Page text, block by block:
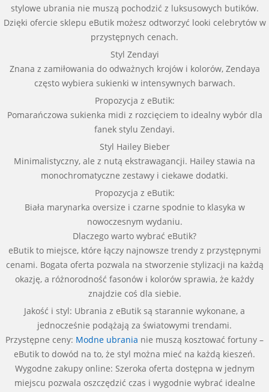
stylowe ubrania nie muszą pochodzić z luksusowych butików.
Dzięki ofercie sklepu eButik możesz odtworzyć looki celebrytów w
przystępnych cenach.
Styl Zendayi
Znana z zamiłowania do odważnych krojów i kolorów, Zendaya
często wybiera sukienki w intensywnych barwach.
Propozycja z eButik:
Pomarańczowa sukienka midi z rozcięciem to idealny wybór dla
fanek stylu Zendayi.
Styl Hailey Bieber
Minimalistyczny, ale z nutą ekstrawagancji. Hailey stawia na
monochromatyczne zestawy i ciekawe dodatki.
Propozycja z eButik:
Biała marynarka oversize i czarne spodnie to klasyka w
nowoczesnym wydaniu.
Dlaczego warto wybrać eButik?
eButik to miejsce, które łączy najnowsze trendy z przystępnymi
cenami. Bogata oferta pozwala na stworzenie stylizacji na każdą
okazję, a różnorodność fasonów i kolorów sprawia, że każdy
znajdzie coś dla siebie.
Jakość i styl: Ubrania z eButik są starannie wykonane, a
jednocześnie podążają za światowymi trendami.
Przystępne ceny: Modne ubrania nie muszą kosztować fortuny –
eButik to dowód na to, że styl można mieć na każdą kieszeń.
Wygodne zakupy online: Szeroka oferta dostępna w jednym
miejscu pozwala oszczędzić czas i wygodnie wybrać idealne